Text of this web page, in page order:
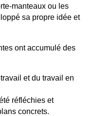
manteaux ou les
sa propre idée et
ont accumulé des
et du travail en
réfléchies et
concrets.